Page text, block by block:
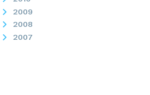
2009
2008
2007